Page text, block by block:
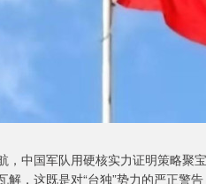
，中国军队用硬核实力证明策略聚
，这既是对“台独”势力的严正警